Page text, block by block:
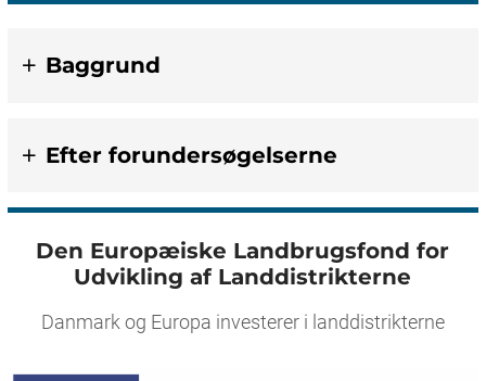
Baggrund
Efter forundersøgelserne
Den Europæiske Landbrugsfond for
Udvikling af Landdistrikterne
Danmark og Europa investerer i landdistrikterne